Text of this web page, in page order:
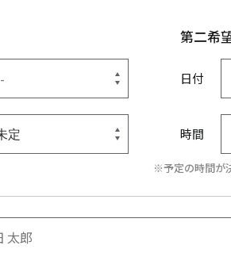
第二希
日付
時間
※予定の時間が